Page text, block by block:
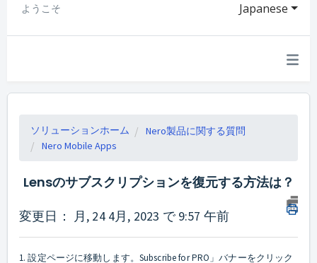
Japanese
ようこそ
ソリューションホーム
Nero製品に関する質問
Nero Mobile Apps
Lensのサブスクリプションを復元する方法は？
変更日： 月, 24 4月, 2023 で 9:57 午前
1. 設定ページに移動します。Subscribe for PRO」バナーをクリック